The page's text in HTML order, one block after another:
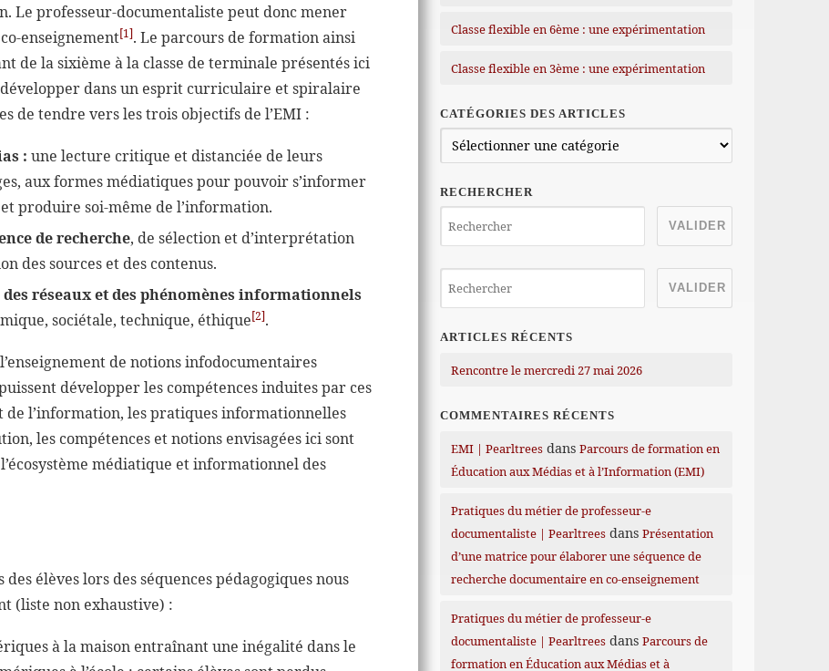
Le professeur-documentaliste peut donc mener
enseignement[1]. Le parcours de formation ainsi
de la sixième à la classe de terminale présentés ici
dans un esprit curriculaire et spiralaire
de tendre vers les trois objectifs de l’EMI :
: une lecture critique et distanciée de leurs
aux formes médiatiques pour pouvoir s’informer
produire soi-même de l’information.
de recherche, de sélection et d’interprétation
des sources et des contenus.
réseaux et des phénomènes informationnels
sociétale, technique, éthique[2].
de notions infodocumentaires
développer les compétences induites par ces
de l’information, les pratiques informationnelles
les compétences et notions envisagées ici sont
médiatique et informationnel des
élèves lors des séquences pédagogiques nous
(liste non exhaustive) :
à la maison entraînant une inégalité dans le
Classe flexible en 6ème : une expérimentation
Classe flexible en 3ème : une expérimentation
CATÉGORIES DES ARTICLES
Catégories
des
RECHERCHER
ARTICLES RÉCENTS
Rencontre le mercredi 27 mai 2026
COMMENTAIRES RÉCENTS
EMI | Pearltrees dansParcours de formation en
Éducation aux Médias et à l’Information (EMI)
Pratiques du métier de professeur-e
documentaliste | Pearltrees dansPrésentation
d’une matrice pour élaborer une séquence de
recherche documentaire en co-enseignement
Pratiques du métier de professeur-e
documentaliste | Pearltrees dansParcours de
formation en Éducation aux Médias et à